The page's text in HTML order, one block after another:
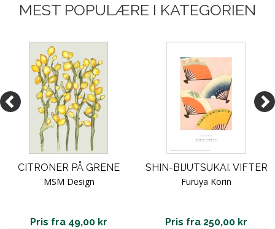
MEST POPULÆRE I KATEGORIEN
CITRONER PÅ GRENE
MSM Design
Pris fra 49,00 kr
SHIN-BIJUTSUKAI. VIFTER
Furuya Korin
Pris fra 250,00 kr